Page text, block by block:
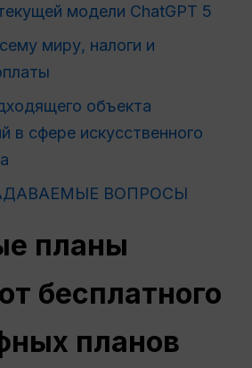
модели ChatGPT 5
миру, налоги и
объекта
в сфере искусственного
ВОПРОСЫ
планы
бесплатного
планов